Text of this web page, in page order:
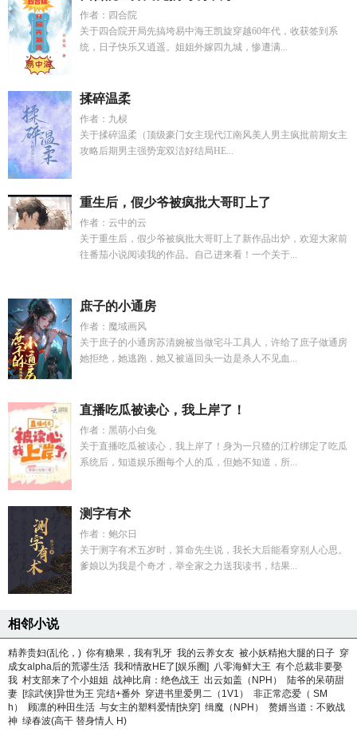
作者：四合院
关于四合院开局先搞垮易中海王凯旋穿越60年代，收获签到系
统，日子快乐又逍遥。姐姐外嫁四九城，惨遭满...
揉碎温柔
作者：九棂
关于揉碎温柔（顶级豪门女主现代江南风美人男主疯批前期女主
攻略后期男主强势宠双洁好结局HE...
重生后，假少爷被疯批大哥盯上了
作者：云中的云
关于重生后，假少爷被疯批大哥盯上了新作品出炉，欢迎大家前
往番茄小说阅读我的作品。自己进来看！一个关于...
庶子的小通房
作者：魔域画风
关于庶子的小通房苏清婉被当做宅斗工具人，许给了庶子做通房
她拒绝，她逃跑，她又被逼回头一边是杀人不见血...
直播吃瓜被读心，我上岸了！
作者：黑萌小白兔
关于直播吃瓜被读心，我上岸了！身为一只猹的江柠绑定了吃瓜
系统后，知道娱乐圈每个人的瓜，但她不知道，所...
测字有术
作者：鲍尔日
关于测字有术五岁时，算命先生说，我长大后能看穿别人心思。
爹娘以为我是个奇才，举全家之力送我读书，结果...
相邻小说
精养贵妇(乱伦，) 你有糖果，我有乳牙 我的云养女友 被小妖精抱大腿的日子 穿
成女alpha后的荒谬生活 我和情敌HE了[娱乐圈] 八零海鲜大王 有个总裁非要娶
我 村支部来了个小姐姐 战神比肩：绝色战王 出云如盖（NPH）
陆爷的呆萌甜
妻 [综武侠]异世为王 完结+番外 穿进书里爱男二（1V1）
非正常恋爱（ SM
h）
顾凛的种田生活 与女主的塑料爱情[快穿] 缉魔（NPH）
赘婿当道：不败战
神 绿春波(高干 替身情人 H)